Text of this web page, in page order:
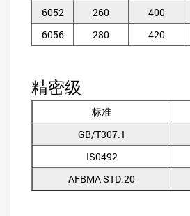
6052
260 400
6056
280 420
精密级
标准
GB/T307.1
IS0492
AFBMA STD.20